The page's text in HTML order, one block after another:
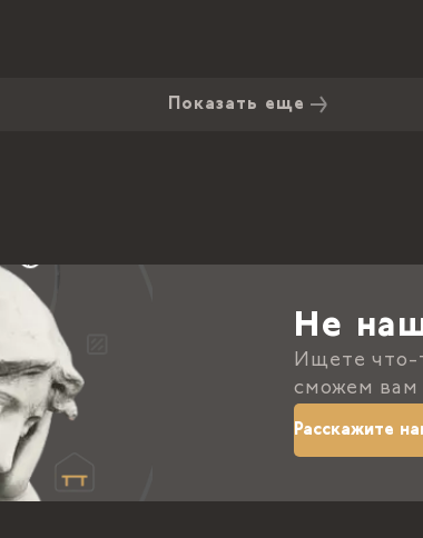
Показать еще
Не
Ищете что-
сможем вам
Расскажите